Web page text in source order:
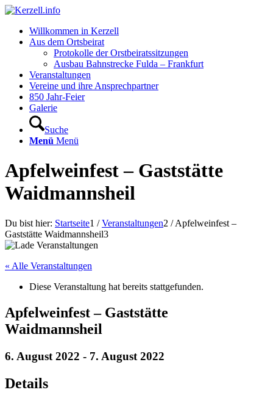
Willkommen in Kerzell
Aus dem Ortsbeirat
Protokolle der Orstbeiratssitzungen
Ausbau Bahnstrecke Fulda – Frankfurt
Veranstaltungen
Vereine und ihre Ansprechpartner
850 Jahr-Feier
Galerie
Suche
Menü Menü
Apfelweinfest – Gaststätte
Waidmannsheil
Du bist hier: Startseite1 / Veranstaltungen2 / Apfelweinfest –
Gaststätte Waidmannsheil3
« Alle Veranstaltungen
Diese Veranstaltung hat bereits stattgefunden.
Apfelweinfest – Gaststätte
Waidmannsheil
6. August 2022 - 7. August 2022
Details